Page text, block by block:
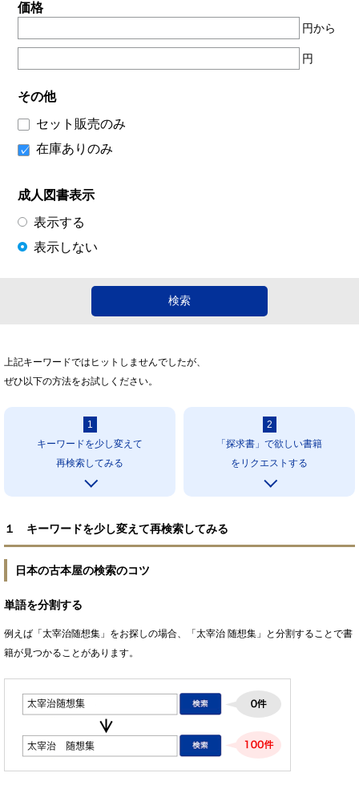
価格
円から
円
その他
セット販売のみ
在庫ありのみ
成人図書表示
表示する
表示しない
上記キーワードではヒットしませんでしたが、
ぜひ以下の方法をお試しください。
1
キーワードを少し変えて
再検索してみる
2
「探求書」で欲しい書籍
をリクエストする
１ キーワードを少し変えて再検索してみる
日本の古本屋の検索のコツ
単語を分割する
例えば「太宰治随想集」をお探しの場合、「太宰治 随想集」と分割することで書
籍が見つかることがあります。